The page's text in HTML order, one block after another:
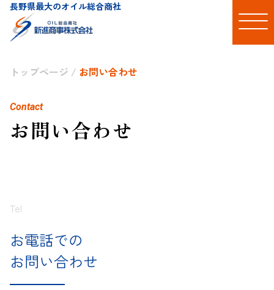
長野県最大のオイル総合商社
トップページ / お問い合わせ
Contact
お問い合わせ
Tel
お電話での
お問い合わせ